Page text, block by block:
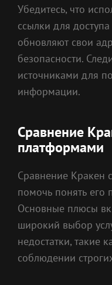
Убедитесь, что
ссылки для
обновляют свои
безопасности.
источниками для
информации.
Сравнение
платформами
Сравнение Кракен
помочь понять его
Основные плюсы
широкий выбор
недостатки, такие
соблюдении